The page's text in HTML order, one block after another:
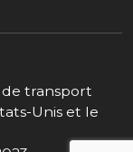
de transport
Unis et le